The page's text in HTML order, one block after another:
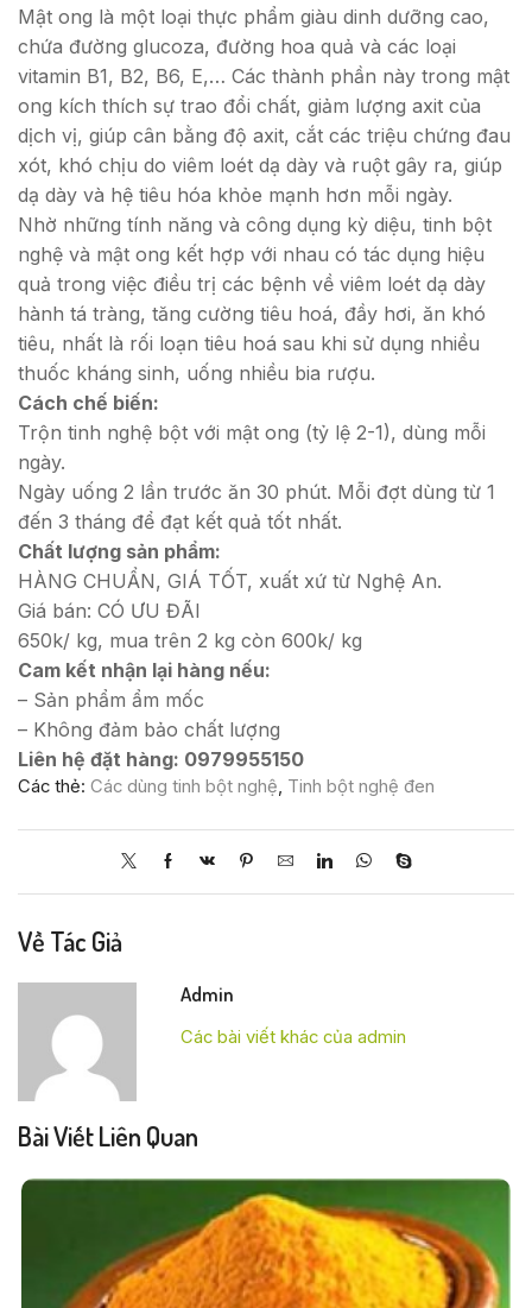
Mật ong là một loại thực phẩm giàu dinh dưỡng cao,
chứa đường glucoza, đường hoa quả và các loại
vitamin B1, B2, B6, E,… Các thành phần này trong mật
ong kích thích sự trao đổi chất, giảm lượng axit của
dịch vị, giúp cân bằng độ axit, cắt các triệu chứng đau
xót, khó chịu do viêm loét dạ dày và ruột gây ra, giúp
dạ dày và hệ tiêu hóa khỏe mạnh hơn mỗi ngày.
Nhờ những tính năng và công dụng kỳ diệu, tinh bột
nghệ và mật ong kết hợp với nhau có tác dụng hiệu
quả trong việc điều trị các bệnh về viêm loét dạ dày
hành tá tràng, tăng cường tiêu hoá, đầy hơi, ăn khó
tiêu, nhất là rối loạn tiêu hoá sau khi sử dụng nhiều
thuốc kháng sinh, uống nhiều bia rượu.
Cách chế biến:
Trộn tinh nghệ bột với mật ong (tỷ lệ 2-1), dùng mỗi
ngày.
Ngày uống 2 lần trước ăn 30 phút. Mỗi đợt dùng từ 1
đến 3 tháng để đạt kết quả tốt nhất.
Chất lượng sản phẩm:
HÀNG CHUẨN, GIÁ TỐT, xuất xứ từ Nghệ An.
Giá bán: CÓ ƯU ĐÃI
650k/ kg, mua trên 2 kg còn 600k/ kg
Cam kết nhận lại hàng nếu:
– Sản phẩm ẩm mốc
– Không đảm bảo chất lượng
Liên hệ đặt hàng: 0979955150
Các thẻ: Các dùng tinh bột nghệ, Tinh bột nghệ đen
Về Tác Giả
Admin
Các bài viết khác của admin
Bài Viết Liên Quan